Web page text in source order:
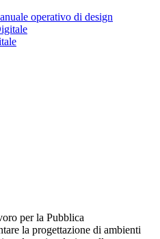
operativo di design
per la Pubblica
la progettazione di ambienti